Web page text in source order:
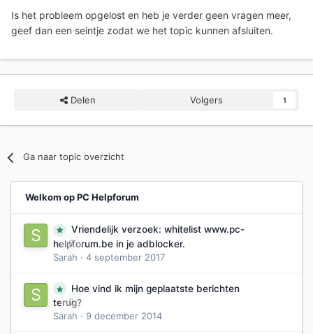
Is het probleem opgelost en heb je verder geen vragen meer,
geef dan een seintje zodat we het topic kunnen afsluiten.
Delen Volgers 1
Ga naar topic overzicht
Welkom op PC Helpforum
0
Vriendelijk verzoek: whitelist www.pc-
helpforum.be in je adblocker.
Sarah · 4 september 2017
0
Hoe vind ik mijn geplaatste berichten
terug?
Sarah · 9 december 2014